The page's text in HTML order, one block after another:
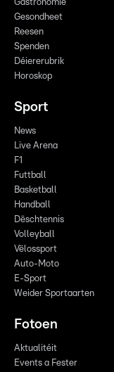
Gastronomie
Gesondheet
Reesen
Spenden
Déiererubrik
Horoskop
Sport
News
Live Arena
F1
Futtball
Basketball
Handball
Dëschtennis
Volleyball
Vëlossport
Auto-Moto
E-Sport
Weider Sportaarten
Fotoen
Aktualitéit
Events a Fester